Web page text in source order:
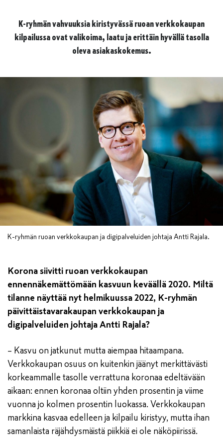
K-ryhmän vahvuuksia kiristyvässä ruoan verkkokaupan
kilpailussa ovat valikoima, laatu ja erittäin hyvällä tasolla
oleva asiakaskokemus.
K-ryhmän ruoan verkkokaupan ja digipalveluiden johtaja Antti Rajala.
Korona siivitti ruoan verkkokaupan
ennennäkemättömään kasvuun keväällä 2020. Miltä
tilanne näyttää nyt helmikuussa 2022, K-ryhmän
päivittäistavarakaupan verkkokaupan ja
digipalveluiden johtaja Antti Rajala?
– Kasvu on jatkunut mutta aiempaa hitaampana.
Verkkokaupan osuus on kuitenkin jäänyt merkittävästi
korkeammalle tasolle verrattuna koronaa edeltävään
aikaan: ennen koronaa oltiin yhden prosentin ja viime
vuonna jo kolmen prosentin luokassa. Verkkokaupan
markkina kasvaa edelleen ja kilpailu kiristyy, mutta ihan
samanlaista räjähdysmäistä piikkiä ei ole näköpiirissä.